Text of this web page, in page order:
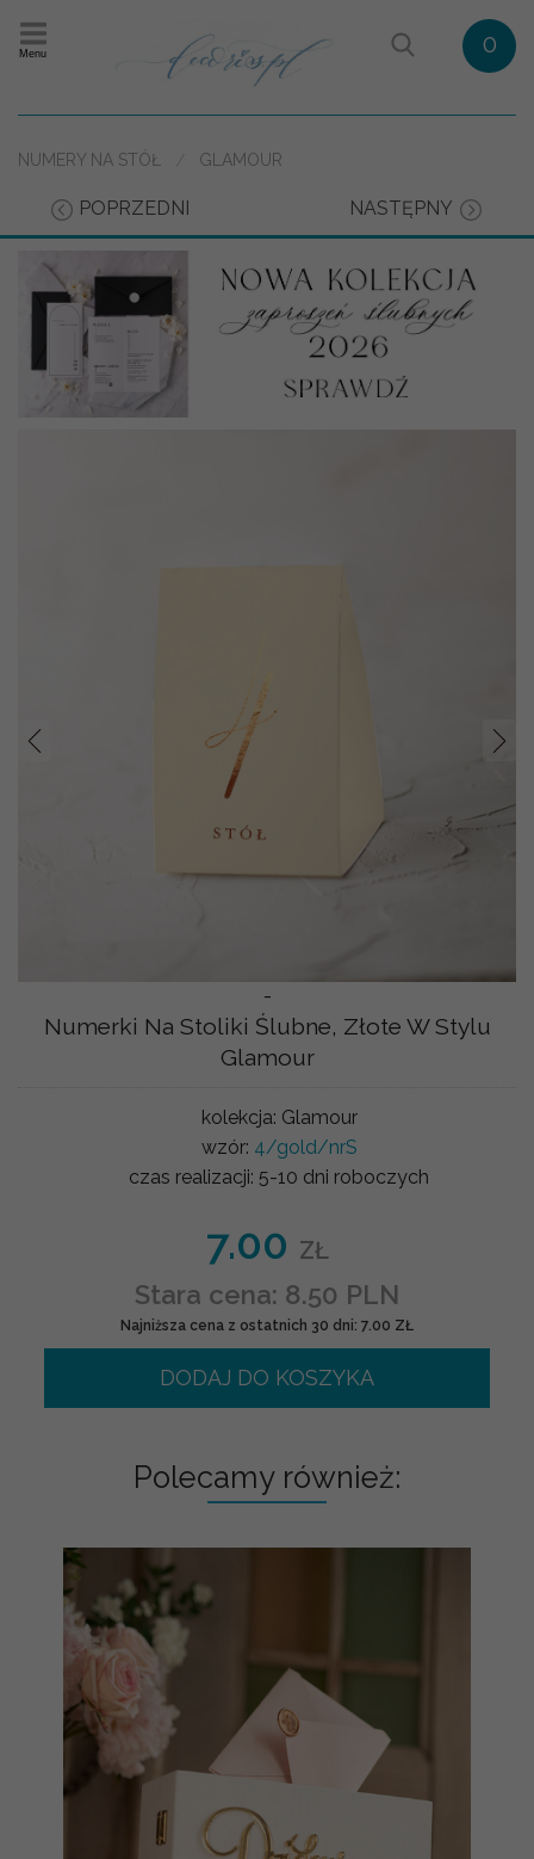
Menu 0
NUMERY NA STÓŁ GLAMOUR
POPRZEDNI NASTĘPNY
-
Prev
Numerki Na Stoliki Ślubne, Złote W Stylu
Glamour
kolekcja: Glamour
wzór: 4/gold/nrS
czas realizacji: 5-10 dni roboczych
7.00 ZŁ
Stara cena: 8.50 PLN
Najniższa cena z ostatnich 30 dni: 7.00 ZŁ
DODAJ DO KOSZYKA
Polecamy również: